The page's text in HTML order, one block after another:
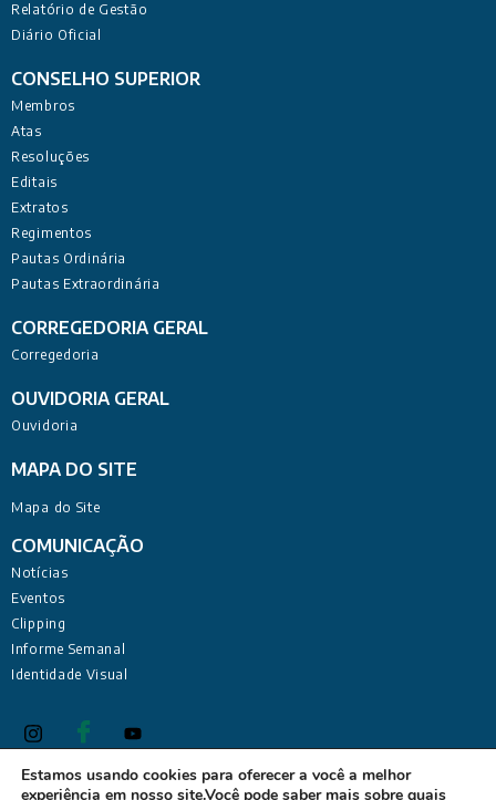
Relatório de Gestão
Diário Oficial
CONSELHO SUPERIOR
Membros
Atas
Resoluções
Editais
Extratos
Regimentos
Pautas Ordinária
Pautas Extraordinária
CORREGEDORIA GERAL
Corregedoria
OUVIDORIA GERAL
Ouvidoria
MAPA DO SITE
Mapa do Site
COMUNICAÇÃO
Notícias
Eventos
Clipping
Informe Semanal
Identidade Visual
Estamos usando cookies para oferecer a você a melhor
experiência em nosso site.Você pode saber mais sobre quais